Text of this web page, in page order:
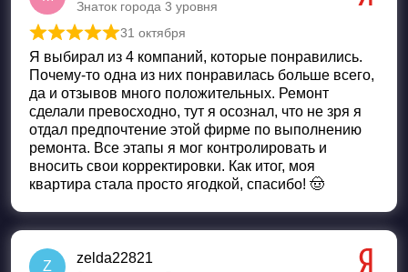
Знаток города 3 уровня
Оценка
31 октября
Я выбирал из 4 компаний, которые понравились.
Почему-то одна из них понравилась больше всего,
да и отзывов много положительных. Ремонт
сделали превосходно, тут я осознал, что не зря я
отдал предпочтение этой фирме по выполнению
ремонта. Все этапы я мог контролировать и
вносить свои корректировки. Как итог, моя
квартира стала просто ягодкой, спасибо! 🤠
Z
zelda22821